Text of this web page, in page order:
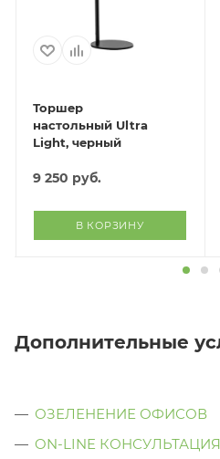
Торшер
настольный Ultra
Light, черный
9 250 руб.
В КОРЗИНУ
Дополнительные
ОЗЕЛЕНЕНИЕ ОФИСОВ
ON-LINE